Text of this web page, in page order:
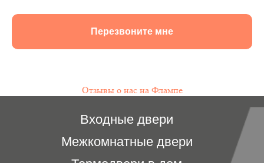
Перезвоните мне
Отзывы о нас на Флампе